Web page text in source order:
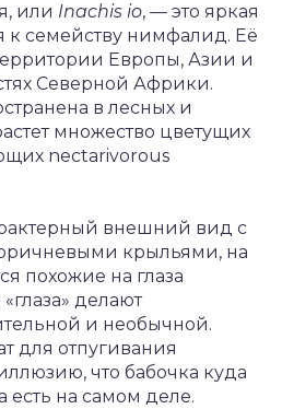
или Inachis io, — это яркая
к семейству нимфалид. Её
Европы, Азии и
Северной Африки.
в лесных и
множество цветущих
nectarivorous
внешний вид с
крыльями, на
похожие на глаза
делают
и необычной.
для отпугивания
что бабочка куда
есть на самом деле.